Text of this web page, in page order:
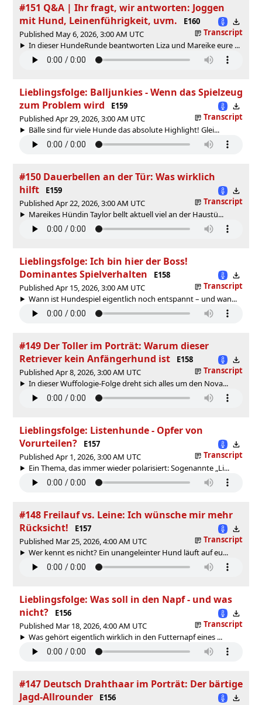
#151 Q&A | Ihr fragt, wir antworten: Joggen
mit Hund, Leinenführigkeit, uvm.
E160
Published May 6, 2026, 3:00 AM UTC
Transcript
In dieser HundeRunde beantworten Liza und Mareike eure ...
Lieblingsfolge: Balljunkies - Wenn das Spielzeug
zum Problem wird
E159
Published Apr 29, 2026, 3:00 AM UTC
Transcript
Bälle sind für viele Hunde das absolute Highlight! Glei...
#150 Dauerbellen an der Tür: Was wirklich
hilft
E159
Published Apr 22, 2026, 3:00 AM UTC
Transcript
Mareikes Hündin Taylor bellt aktuell viel an der Haustü...
Lieblingsfolge: Ich bin hier der Boss!
Dominantes Spielverhalten
E158
Published Apr 15, 2026, 3:00 AM UTC
Transcript
Wann ist Hundespiel eigentlich noch entspannt – und wan...
#149 Der Toller im Porträt: Warum dieser
Retriever kein Anfängerhund ist
E158
Published Apr 8, 2026, 3:00 AM UTC
Transcript
In dieser Wuffologie-Folge dreht sich alles um den Nova...
Lieblingsfolge: Listenhunde - Opfer von
Vorurteilen?
E157
Published Apr 1, 2026, 3:00 AM UTC
Transcript
Ein Thema, das immer wieder polarisiert: Sogenannte „Li...
#148 Freilauf vs. Leine: Ich wünsche mir mehr
Rücksicht!
E157
Published Mar 25, 2026, 4:00 AM UTC
Transcript
Wer kennt es nicht? Ein unangeleinter Hund läuft auf eu...
Lieblingsfolge: Was soll in den Napf - und was
nicht?
E156
Published Mar 18, 2026, 4:00 AM UTC
Transcript
Was gehört eigentlich wirklich in den Futternapf eines ...
#147 Deutsch Drahthaar im Porträt: Der bärtige
Jagd-Allrounder
E156